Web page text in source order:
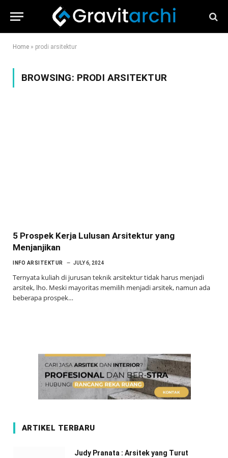
Home » prodi arsitektur
BROWSING: PRODI ARSITEKTUR
5 Prospek Kerja Lulusan Arsitektur yang
Menjanjikan
INFO ARSITEKTUR JULY 6, 2024
Ternyata kuliah di jurusan teknik arsitektur tidak harus menjadi
arsitek, lho. Meski mayoritas memilih menjadi arsitek, namun ada
beberapa prospek…
ARTIKEL TERBARU
Judy Pranata : Arsitek yang Turut